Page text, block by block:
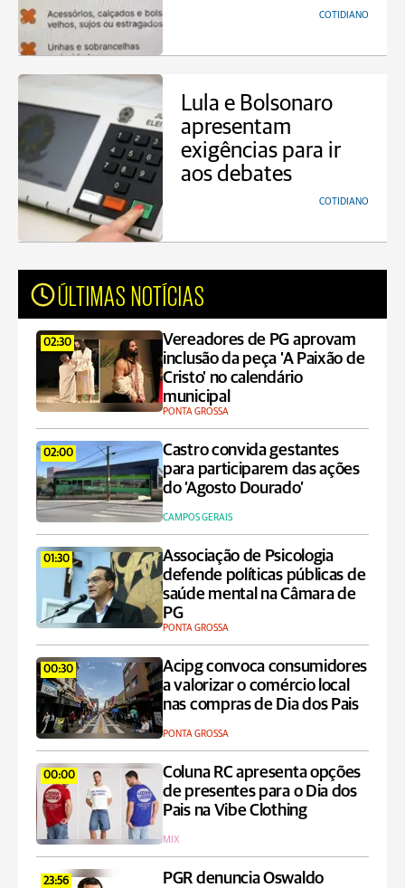
COTIDIANO
Lula e Bolsonaro
apresentam
exigências para ir
aos debates
COTIDIANO
ÚLTIMAS NOTÍCIAS
02:30
Vereadores de PG aprovam
inclusão da peça 'A Paixão de
Cristo' no calendário
municipal
PONTA GROSSA
02:00
Castro convida gestantes
para participarem das ações
do ‘Agosto Dourado’
CAMPOS GERAIS
01:30
Associação de Psicologia
defende políticas públicas de
saúde mental na Câmara de
PG
PONTA GROSSA
00:30
Acipg convoca consumidores
a valorizar o comércio local
nas compras de Dia dos Pais
PONTA GROSSA
00:00
Coluna RC apresenta opções
de presentes para o Dia dos
Pais na Vibe Clothing
MIX
23:56
PGR denuncia Oswaldo